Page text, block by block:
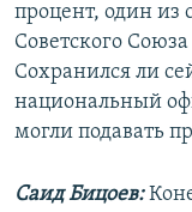
процент, один из
Советского
Сохранился ли
национальный
могли подавать
Саид Бицоев: